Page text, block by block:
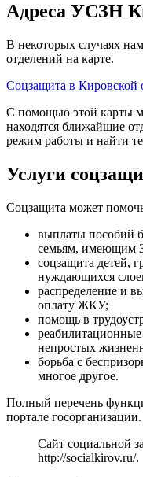
Адреса УСЗН
В некоторых случаях
отделений на карте.
Соцзащита в Кировской
С помощью этой карты
находятся ближайшие
режим работы и найти
Услуги
Соцзащита может
выплаты пособий
семьям, имеющим 3
соцзащита детей,
нуждающихся
распределение и
оплату ЖКУ;
помощь в
непростых
борьба с
многое другое.
Полный перечень
портале госорганизации.
Сайт социальной
http://socialkirov.ru/.